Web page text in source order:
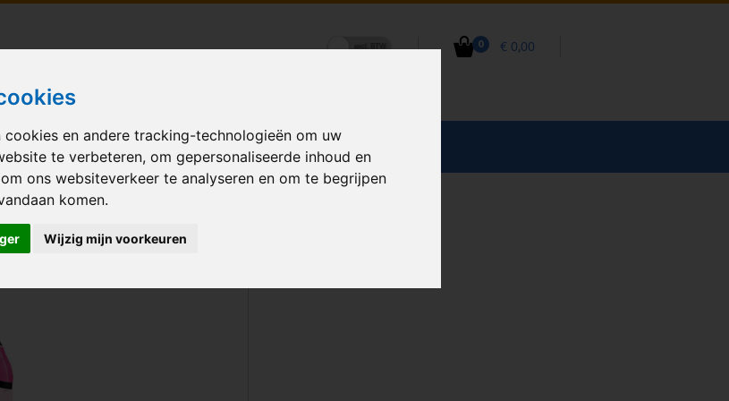
cookies en andere tracking-technologieën om uw
te verbeteren, om gepersonaliseerde inhoud en
ons websiteverkeer te analyseren en om te begrijpen
komen.
Wijzig mijn voorkeuren
0 € 0,00
bezorgd in heel Nederland
Bubbly Wine
GELEGENHEID VERHUUR BEDRUKKEN ACCESSOIRES